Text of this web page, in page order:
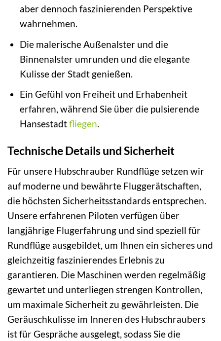
aber dennoch faszinierenden Perspektive
wahrnehmen.
Die malerische Außenalster und die
Binnenalster umrunden und die elegante
Kulisse der Stadt genießen.
Ein Gefühl von Freiheit und Erhabenheit
erfahren, während Sie über die pulsierende
Hansestadtfliegen.
Technische Details und Sicherheit
Für unsere Hubschrauber Rundflüge setzen wir
auf moderne und bewährte Fluggerätschaften,
die höchsten Sicherheitsstandards entsprechen.
Unsere erfahrenen Piloten verfügen über
langjährige Flugerfahrung und sind speziell für
Rundflüge ausgebildet, um Ihnen ein sicheres und
gleichzeitig faszinierendes Erlebnis zu
garantieren. Die Maschinen werden regelmäßig
gewartet und unterliegen strengen Kontrollen,
um maximale Sicherheit zu gewährleisten. Die
Geräuschkulisse im Inneren des Hubschraubers
ist für Gespräche ausgelegt, sodass Sie die